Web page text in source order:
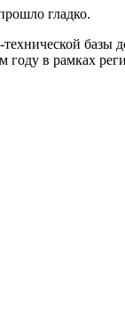
гладко.
базы
в рамках